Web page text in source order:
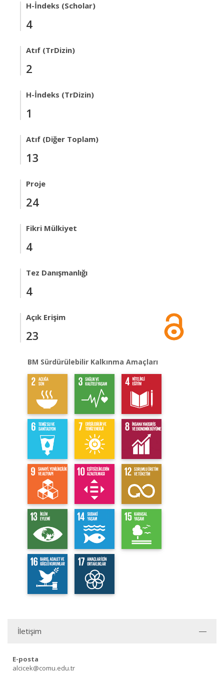
H-İndeks (Scholar)
4
Atıf (TrDizin)
2
H-İndeks (TrDizin)
1
Atıf (Diğer Toplam)
13
Proje
24
Fikri Mülkiyet
4
Tez Danışmanlığı
4
Açık Erişim
23
BM Sürdürülebilir Kalkınma Amaçları
İletişim
E-posta
alcicek@comu.edu.tr